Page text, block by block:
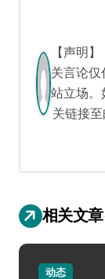
【声明
关言论
站立场。
关链接
相关文章
动态